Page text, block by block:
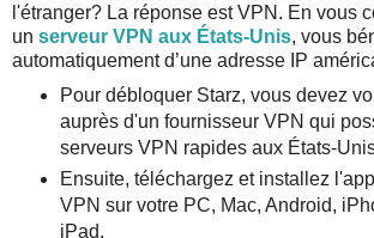
l'étranger? La réponse est VPN. En vous
un serveur VPN aux États-Unis, vous
automatiquement d’une adresse IP
Pour débloquer Starz, vous devez
auprès d'un fournisseur VPN qui
serveurs VPN rapides aux États-
Ensuite, téléchargez et installez
VPN sur votre PC, Mac, Android,
iPad.